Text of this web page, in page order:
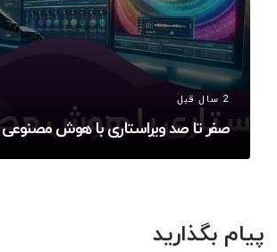
2 سال قبل
صفر تا صد ویراستاری با هوش مصنوعی
پیام بگذارید